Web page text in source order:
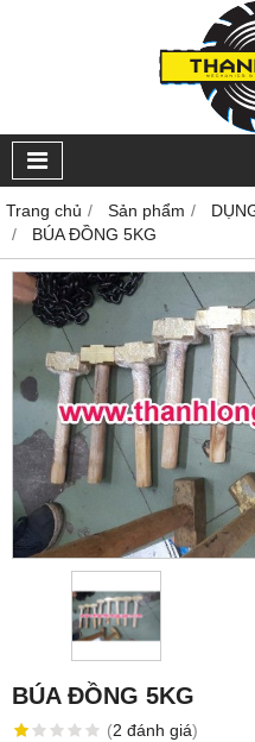
Trang chủ Sản phẩm
BÚA ĐỒNG 5KG
BÚA ĐỒNG 5KG
(2 đánh giá)